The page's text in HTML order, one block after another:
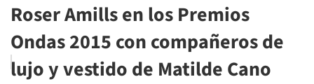
Roser Amills en los Premios
Ondas 2015 con compañeros de
lujo y vestido de Matilde Cano